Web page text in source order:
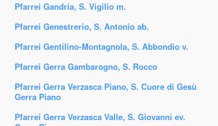
Pfarrei Gandria, S. Vigilio m.
Pfarrei Genestrerio, S. Antonio ab.
Pfarrei Gentilino-Montagnola, S. Abbondio v.
Pfarrei Gerra Gambarogno, S. Rocco
Pfarrei Gerra Verzasca Piano, S. Cuore di Gesù
Gerra Piano
Pfarrei Gerra Verzasca Valle, S. Giovanni ev.